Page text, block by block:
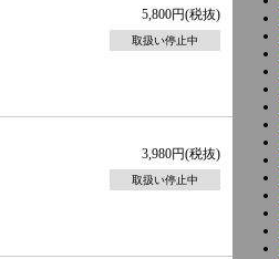
5,800円(税抜)
取扱い停止中
3,980円(税抜)
取扱い停止中